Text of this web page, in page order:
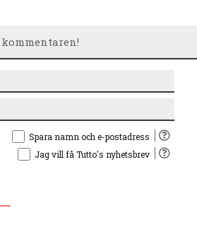
post*
Spara namn och e-postadress
Jag vill få Tutto's nyhetsbrev